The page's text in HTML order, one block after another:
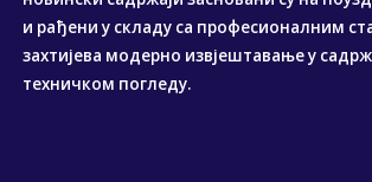
и рађени у складу са професионалним
захтијева модерно извјештавање у
техничком погледу.